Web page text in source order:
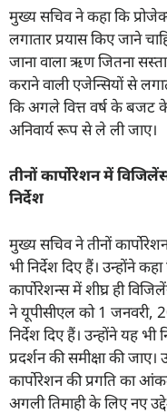
मुख्य सचिव ने कहा कि
लगातार प्रयास किए जाने
जाना वाला ऋण जितना
कराने वाली एजेन्सियों से
कि अगले वित्त वर्ष के बजट
अनिवार्य रूप से ले ली जाए।
तीनों कार्पोरेशन में
निर्देश
मुख्य सचिव ने तीनों
भी निर्देश दिए हैं। उन्होंने
कार्पोरेशन्स में शीघ्र ही
ने यूपीसीएल को 1 जनवरी,
निर्देश दिए हैं। उन्होंने यह भी
प्रदर्शन की समीक्षा की
कार्पोरेशन की प्रगति का
अगली तिमाही के लिए नए